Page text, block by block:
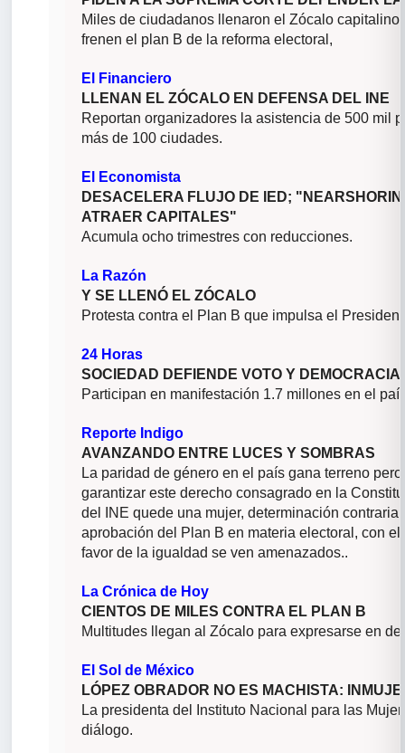
Miles de ciudadanos llenaron el Zócalo
frenen el plan B de la reforma electoral,
El Financiero
LLENAN EL ZÓCALO EN DEFENSA DEL INE
Reportan organizadores la asistencia de 500 mil
más de 100 ciudades.
El Economista
DESACELERA FLUJO DE IED;
ATRAER CAPITALES"
Acumula ocho trimestres con reducciones.
La Razón
Y SE LLENÓ EL ZÓCALO
Protesta contra el Plan B que impulsa el
24 Horas
SOCIEDAD DEFIENDE VOTO Y DEMOCRACIA
Participan en manifestación 1.7 millones en el
Reporte Indigo
AVANZANDO ENTRE LUCES Y SOMBRAS
La paridad de género en el país gana terreno
garantizar este derecho consagrado en la
del INE quede una mujer, determinación
aprobación del Plan B en materia electoral, con
favor de la igualdad se ven amenazados..
La Crónica de Hoy
CIENTOS DE MILES CONTRA EL PLAN B
Multitudes llegan al Zócalo para expresarse en
El Sol de México
LÓPEZ OBRADOR NO ES MACHISTA:
La presidenta del Instituto Nacional para las
diálogo.